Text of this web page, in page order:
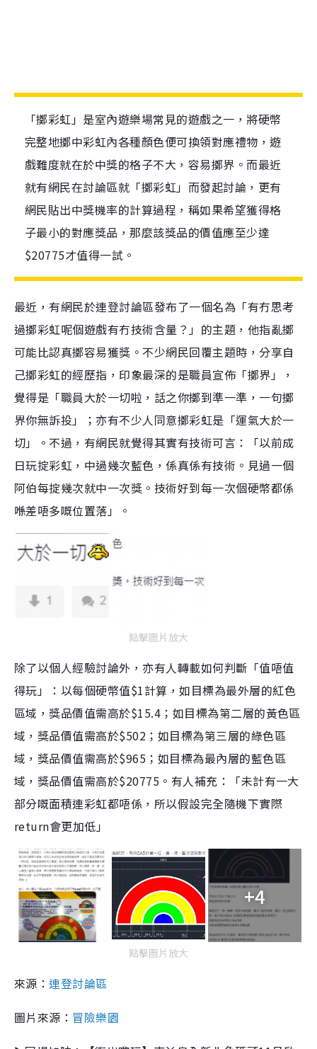
「擲彩虹」是室內遊樂場常見的遊戲之一，將硬幣
完整地擲中彩虹內各種顏色便可換領對應禮物，遊
戲難度就在於中獎的格子不大，容易擲界。而最近
就有網民在討論區就「擲彩虹」而發起討論，更有
網民貼出中獎機率的計算過程，稱如果希望獲得格
子最小的對應獎品，那麼該獎品的價值應至少達
$20775才值得一試。
最近，有網民於連登討論區發布了一個名為「有冇思考
過擲彩虹呢個遊戲有冇技術含量？」的主題，他指亂擲
可能比認真擲容易獲獎。不少網民回覆主題時，分享自
己擲彩虹的經歷指，印象最深的是職員宣佈「擲界」，
覺得是「職員大於一切啦，話之你擲到準一準，一句擲
界你無訴投」；亦有不少人同意擲彩虹是「運氣大於一
切」。不過，有網民就覺得其實有技術可言：「以前成
日玩掟彩虹，中過幾次藍色，係真係有技術。見過一個
阿伯每掟幾次就中一次獎。技術好到每一次個硬幣都係
喺差唔多嘅位置落」。
點擊圖片放大
除了以個人經驗討論外，亦有人轉載如何判斷「值唔值
得玩」：以每個硬幣值$1計算，如目標為最外層的紅色
區域，獎品價值需高於$15.4；如目標為第二層的黃色區
域，獎品價值需高於$502；如目標為第三層的綠色區
域，獎品價值需高於$965；如目標為最內層的藍色區
域，獎品價值需高於$20775。有人補充：「未計有一大
部分嘅面積連彩虹都唔係，所以假設完全隨機下實際
return會更加低」
+4
點擊圖片放大
來源：連登討論區
圖片來源： 冒險樂園